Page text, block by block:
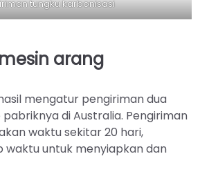
tungku karbonisasi
arang
mengatur pengiriman dua
di Australia. Pengiriman
waktu sekitar 20 hari,
waktu untuk menyiapkan dan